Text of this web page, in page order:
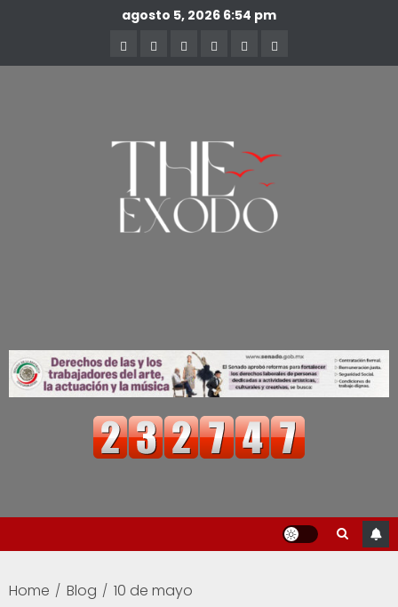
agosto 5, 2026 6:54 pm
Home Blog 10 de mayo